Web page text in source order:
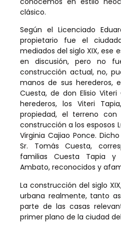
clásico.
Según el Licenciado
propietario fue el
mediados del siglo XIX, ese
en discusión, pero no
construcción actual, no,
manos de sus herederos,
Cuesta, de don Elisio
herederos, los Viteri
propiedad, el terreno
construcción a los esposos
Virginia Cajiao Ponce.
Sr. Tomás Cuesta,
familias Cuesta Tapia y
Ambato, reconocidos y
La construcción del siglo
urbana realmente, tanto
parte de las casas
primer plano de la ciudad